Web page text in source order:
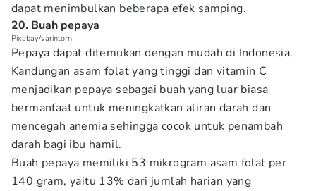
dapat menimbulkan beberapa efek samping.
20. Buah pepaya
Pixabay/varintorn
Pepaya dapat ditemukan dengan mudah di Indonesia.
Kandungan asam folat yang tinggi dan vitamin C
menjadikan pepaya sebagai buah yang luar biasa
bermanfaat untuk meningkatkan aliran darah dan
mencegah anemia sehingga cocok untuk penambah
darah bagi ibu hamil.
Buah pepaya memiliki 53 mikrogram asam folat per
140 gram, yaitu 13% dari jumlah harian yang